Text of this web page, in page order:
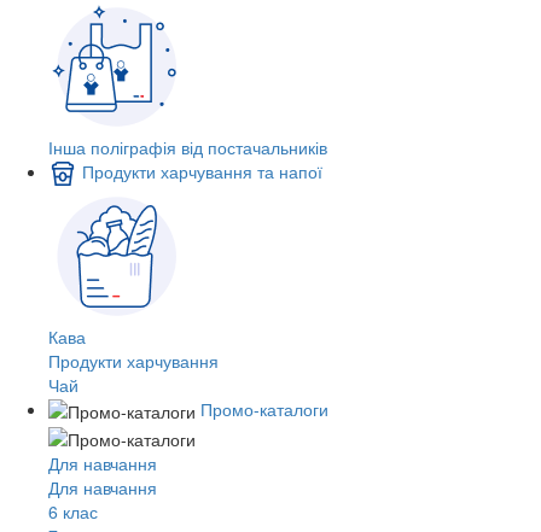
Інша поліграфія від постачальників
Продукти харчування та напої
Кава
Продукти харчування
Чай
Промо-каталоги
Для навчання
Для навчання
6 клас